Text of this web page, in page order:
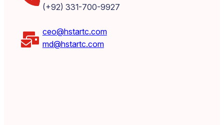
(+92) 331-700-9927
ceo@hstartc.com
md@hstartc.com